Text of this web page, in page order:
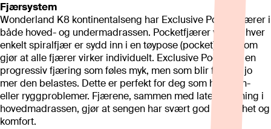
Fjærsystem
Wonderland K8 kontinentalseng har Exclusive Pocket fjærer i
både hoved- og undermadrassen. Pocketfjærer vil si at hver
enkelt spiralfjær er sydd inn i en tøypose (pocket), noe som
gjør at alle fjærer virker individuelt. Exclusive Pocket er en
progressiv fjæring som føles myk, men som blir fastere jo
mer den belastes. Dette er perfekt for deg som har søvn-
eller ryggproblemer. Fjærene, sammen med latex stopning i
hovedmadrassen, gjør at sengen har svært god følsomhet og
komfort.